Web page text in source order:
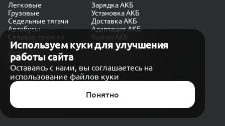
Используем куки для улучшения
работы сайта
Оставаясь с нами, вы соглашаетесь на
использование файлов куки
Понятно
Легковые
Грузовые
Седельные тягачи
Автобусы
Сельхоз. техника
Экскаваторы
Автокраны
Зарядка АКБ
Установка АКБ
Доставка АКБ
Адаптация АКБ
Выкуп АКБ
Проверка генератора
Политика конфиденциальности
Обработка персональных данных
Согласие на обработку в «Яндекс.Метрика»
Карта сайта
© CARAKB 2026. Все права защищены